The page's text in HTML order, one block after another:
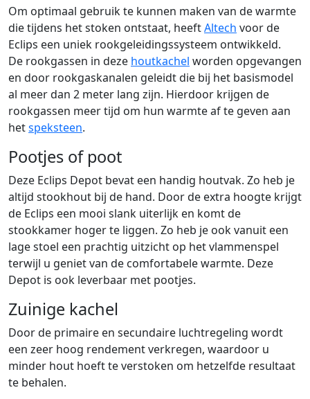
Om optimaal gebruik te kunnen maken van de warmte
die tijdens het stoken ontstaat, heeftAltech voor de
Eclips een uniek rookgeleidingssysteem ontwikkeld.
De rookgassen in deze houtkachel worden opgevangen
en door rookgaskanalen geleidt die bij het basismodel
al meer dan 2 meter lang zijn. Hierdoor krijgen de
rookgassen meer tijd om hun warmte af te geven aan
hetspeksteen.
Pootjes of poot
Deze Eclips Depot bevat een handig houtvak. Zo heb je
altijd stookhout bij de hand. Door de extra hoogte krijgt
de Eclips een mooi slank uiterlijk en komt de
stookkamer hoger te liggen. Zo heb je ook vanuit een
lage stoel een prachtig uitzicht op het vlammenspel
terwijl u geniet van de comfortabele warmte. Deze
Depot is ook leverbaar met pootjes.
Zuinige kachel
Door de primaire en secundaire luchtregeling wordt
een zeer hoog rendement verkregen, waardoor u
minder hout hoeft te verstoken om hetzelfde resultaat
te behalen.